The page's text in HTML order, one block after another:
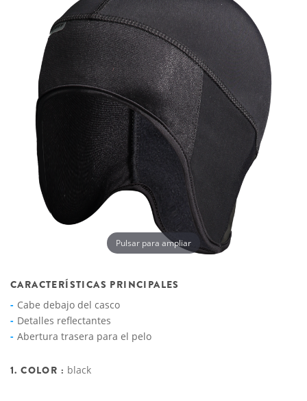
Pulsar para ampliar
CARACTERÍSTICAS PRINCIPALES
Cabe debajo del casco
Detalles reflectantes
Abertura trasera para el pelo
1. COLOR : black